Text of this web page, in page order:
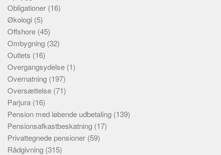
Obligationer (16)
Økologi (5)
Offshore (45)
Ombygning (32)
Outlets (16)
Overgangsydelse (1)
Overnatning (197)
Oversættelse (71)
Parjura (16)
Pension med løbende udbetaling (139)
Pensionsafkastbeskatning (17)
Privattegnede pensioner (59)
Rådgivning (315)